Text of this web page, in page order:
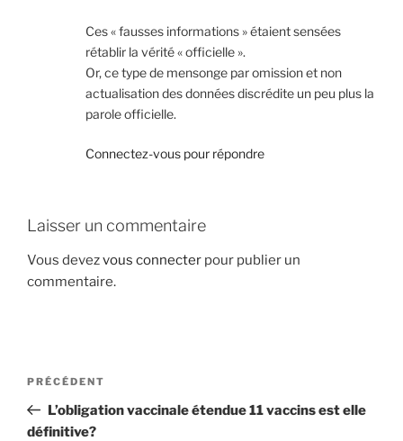
Ces « fausses informations » étaient sensées
rétablir la vérité « officielle ».
Or, ce type de mensonge par omission et non
actualisation des données discrédite un peu plus la
parole officielle.
Connectez-vous pour répondre
Laisser un commentaire
Vous devezvous connecter pour publier un
commentaire.
Navigation
l’article
Article
précédent
PRÉCÉDENT
L’obligation vaccinale étendue 11 vaccins est elle
définitive?